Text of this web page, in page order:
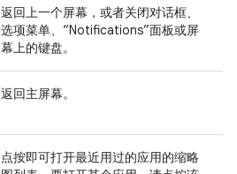
返回上一个屏幕，或者关闭对话框、
选项菜单、“Notifications”面板或屏
幕上的键盘。
返回主屏幕。
点按即可打开最近用过的应用的缩略